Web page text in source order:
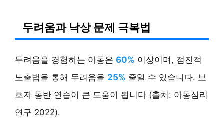
두려움과 낙상 문제 극복법
두려움을 경험하는 아동은 60% 이상이며, 점진적
노출법을 통해 두려움을 25% 줄일 수 있습니다. 보
호자 동반 연습이 큰 도움이 됩니다 (출처: 아동심리
연구 2022).